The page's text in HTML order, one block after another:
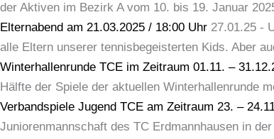
der Aktiven im Bezirk A vom 10. bis 19. Januar
Elternabend am 21.03.2025 / 18:00 Uhr 27.01.25 -
alle Eltern unserer tennisbegeisterten Kids. Aber
Winterhallenrunde TCE im Zeitraum 01.11. –
Hälfte der Spiele der aktuellen Winterhallenrunde
Verbandspiele Jugend TCE am Zeitraum 23. –
Juniorenmannschaft des TC Erdmannhausen in